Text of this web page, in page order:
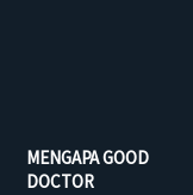
MENGAPA GOOD
DOCTOR